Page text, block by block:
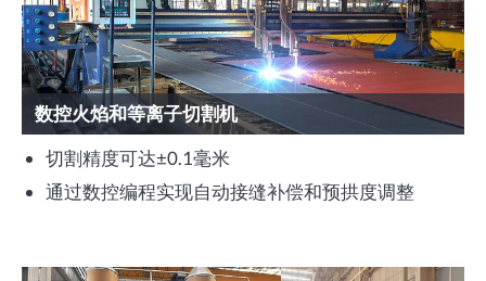
数控火焰和等离子切割机
切割精度可达±0.1毫米
通过数控编程实现自动接缝补偿和预拱度调整